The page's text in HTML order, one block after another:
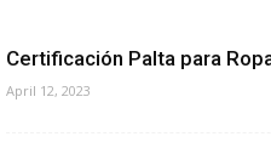
Certificación Palta para
April 12, 2023